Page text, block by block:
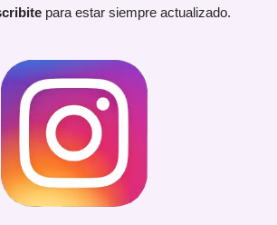
para estar siempre actualizado.